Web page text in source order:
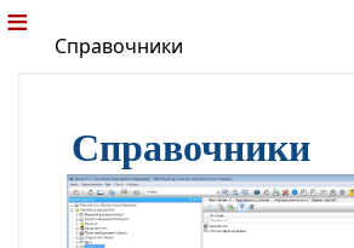
Справочники
Справочники